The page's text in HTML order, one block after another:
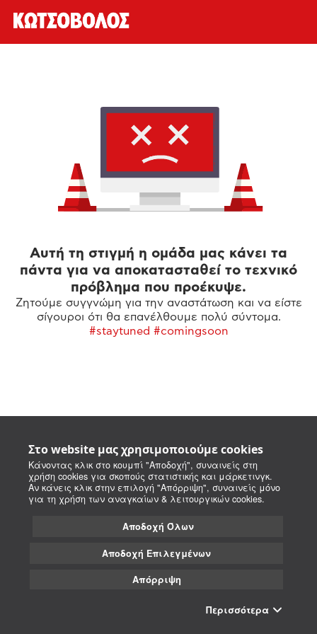
Στο website μας χρησιμοποιούμε cookies
Κάνοντας κλικ στο κουμπί "Αποδοχή", συναινείς στη
χρήση cookies για σκοπούς στατιστικής και μάρκετινγκ.
Αν κάνεις κλικ στην επιλογή "Απόρριψη", συναινείς μόνο
για τη χρήση των αναγκαίων & λειτουργικών cookies.
Αποδοχή Όλων
Αποδοχή Επιλεγμένων
Απόρριψη
Περισσότερα
Αυτή τη στιγμή η ομάδα μας κάνει τα
πάντα για να αποκατασταθεί το τεχνικό
πρόβλημα που προέκυψε.
Ζητούμε συγγνώμη για την αναστάτωση και να είστε
σίγουροι ότι θα επανέλθουμε πολύ σύντομα.
#staytuned #comingsoon